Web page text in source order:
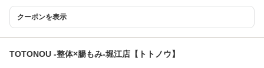
クーポンを表示
TOTONOU -整体×腸もみ-堀江店【トトノウ】